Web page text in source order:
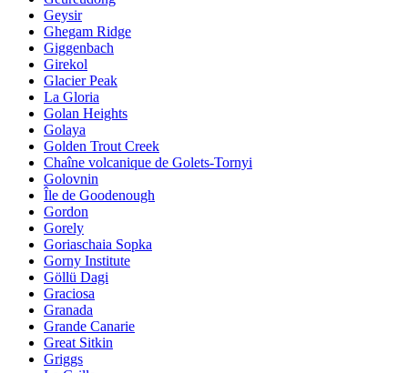
Geysir
Ghegam Ridge
Giggenbach
Girekol
Glacier Peak
La Gloria
Golan Heights
Golaya
Golden Trout Creek
Chaîne volcanique de Golets-Tornyi
Golovnin
Île de Goodenough
Gordon
Gorely
Goriaschaia Sopka
Gorny Institute
Göllü Dagi
Graciosa
Granada
Grande Canarie
Great Sitkin
Griggs